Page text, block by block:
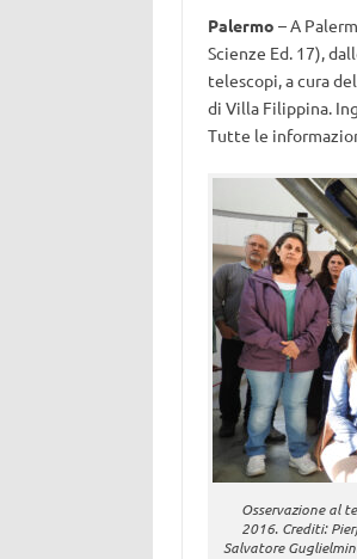
Palermo – A
Scienze Ed. 17),
telescopi, a cura
di Villa Filippina.
Tutte le
Osservazione al
2016. Crediti:
Salvatore